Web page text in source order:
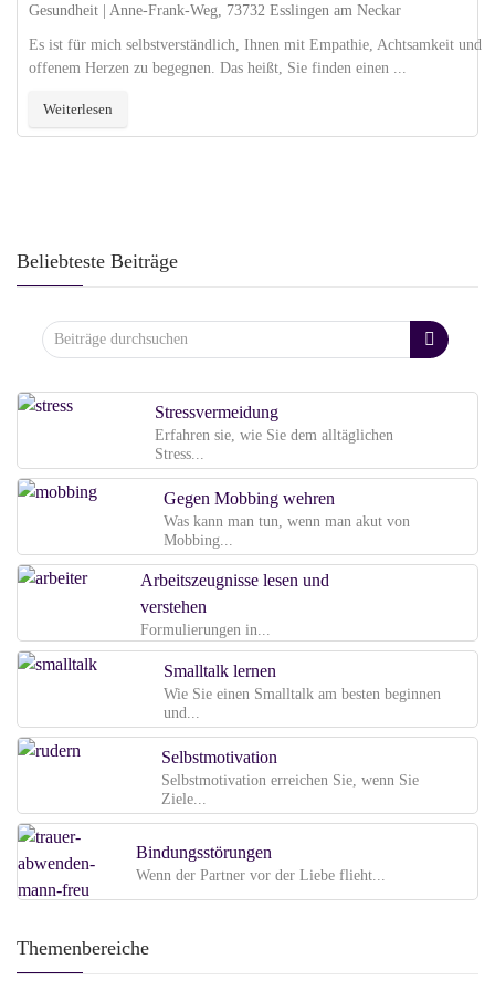
Gesundheit | Anne-Frank-Weg, 73732 Esslingen am Neckar
Es ist für mich selbstverständlich, Ihnen mit Empathie, Achtsamkeit und
offenem Herzen zu begegnen. Das heißt, Sie finden einen ...
Weiterlesen
Beliebteste Beiträge
Stressvermeidung
Erfahren sie, wie Sie dem alltäglichen
Stress...
Gegen Mobbing wehren
Was kann man tun, wenn man akut von
Mobbing...
Arbeitszeugnisse lesen und
verstehen
Formulierungen in...
Smalltalk lernen
Wie Sie einen Smalltalk am besten beginnen
und...
Selbstmotivation
Selbstmotivation erreichen Sie, wenn Sie
Ziele...
Bindungsstörungen
Wenn der Partner vor der Liebe flieht...
Themenbereiche